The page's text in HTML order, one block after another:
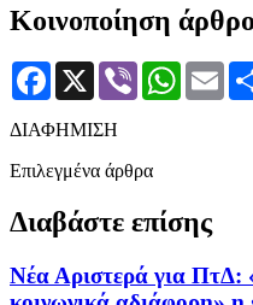
Κοινοποίηση
Facebook
X Viber
ΔΙΑΦΗΜΙΣΗ
Επιλεγμένα άρθρα
Διαβάστε επίσης
Νέα Αριστερά για ΠτΔ: